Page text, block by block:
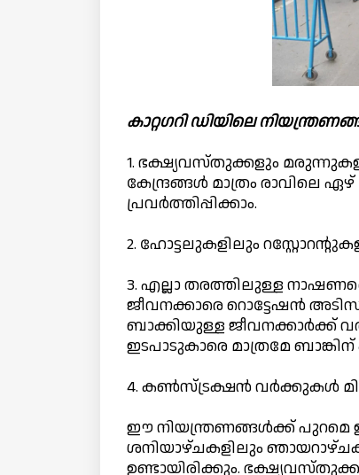
കാറ്റഗറി ഡിയിലെ
1. ഭക്ഷ്യവസ്തുക്കളും
കേന്ദ്രങ്ങള്‍ മാത്രം രാവിലെ
പ്രവര്‍ത്തിപ്പിക്കാം.
2. ഹോട്ടലുകളിലും
3. എല്ലാ തരത്തിലുള്ള
ജീവനക്കാരെ റൊട്ടേഷന്‍
ബാക്കിയുള്ള ജീവനക്കാര്‍ക്ക്
ഇടപാടുകാരെ മാത്രമേ
4. കൺസ്ട്രക്ഷൻ വർക്കുകൾ
ഈ നിയന്ത്രണങ്ങള്‍ക്ക് പുറമെ
ശനിയാഴ്ചകളിലും
ഉണ്ടായിരിക്കും.